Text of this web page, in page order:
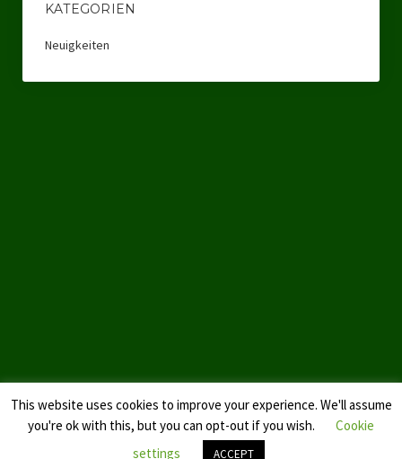
KATEGORIEN
Neuigkeiten
This website uses cookies to improve your experience. We'll assume
you're ok with this, but you can opt-out if you wish.
Cookie
settings
ACCEPT